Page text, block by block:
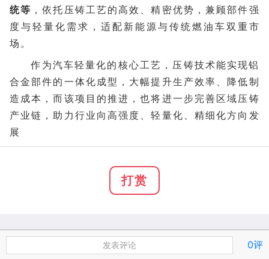
统等 ，依托压铸工艺的高效、精密优势，兼顾部件强
度与轻量化需求，适配新能源与传统燃油车双重市
场。
作为汽车轻量化的核心工艺，压铸技术能实现铝
合金部件的一体化成型，大幅提升生产效率、降低制
造成本，而该项目的推进，也将进一步完善区域压铸
产业链，助力行业向高强度、轻量化、精细化方向发
展
打赏
发表评论 0评